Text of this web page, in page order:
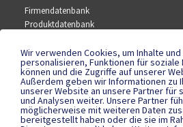
Firmendatenbank
Produktdatenbank
Aus- und Weiterbildungsdatenbank
Messe- und Kongressdatenbank
SOCIAL MEDIA
YouTube
Wir verwenden Cookies, um Inhalte
personalisieren, Funktionen für soziale
können und die Zugriffe auf unserer
Außerdem geben wir Informationen zu
unserer Website an unsere Partner für
und Analysen weiter. Unsere Partner
möglicherweise mit weiteren Daten
bereitgestellt haben oder die sie im